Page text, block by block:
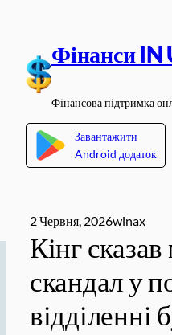
вмісту
Фінанси IN
Фінансова підтримка
Завантажити
Android додаток
2 Червня, 2026winax
Кінг
скандал у
відділенні